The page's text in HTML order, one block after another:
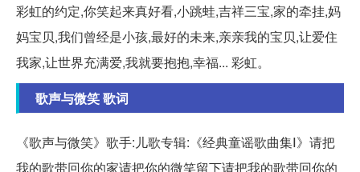
彩虹的约定,你笑起来真好看,小跳蛙,吉祥三宝,家的牵挂,妈
妈宝贝,我们曾经是小孩,最好的未来,亲亲我的宝贝,让爱住
我家,让世界充满爱,我就要抱抱,幸福... 彩虹。
歌声与微笑 歌词
《歌声与微笑》歌手:儿歌专辑:《经典童谣歌曲集Ⅰ》请把
我的歌带回你的家请把你的微笑留下请把我的歌带回你的